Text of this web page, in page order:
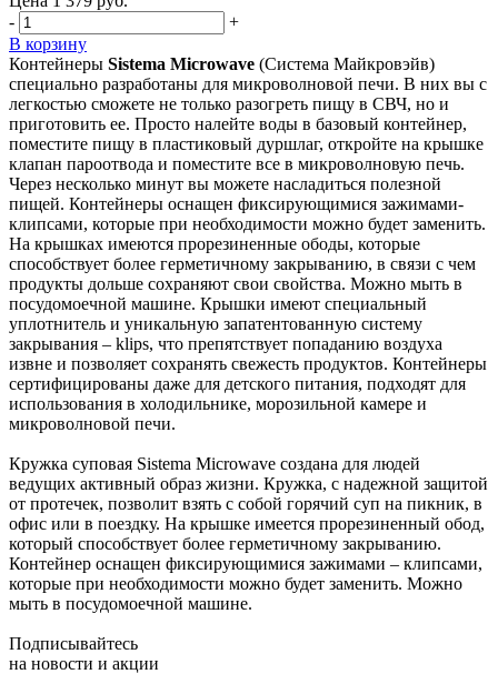
-
+
В корзину
Контейнеры Sistema Microwave (Система Майкровэйв)
специально разработаны для микроволновой печи. В них вы с
легкостью сможете не только разогреть пищу в СВЧ, но и
приготовить ее. Просто налейте воды в базовый контейнер,
поместите пищу в пластиковый дуршлаг, откройте на крышке
клапан пароотвода и поместите все в микроволновую печь.
Через несколько минут вы можете насладиться полезной
пищей. Контейнеры оснащен фиксирующимися зажимами-
клипсами, которые при необходимости можно будет заменить.
На крышках имеются прорезиненные ободы, которые
способствует более герметичному закрыванию, в связи с чем
продукты дольше сохраняют свои свойства. Можно мыть в
посудомоечной машине. Крышки имеют специальный
уплотнитель и уникальную запатентованную систему
закрывания – klips, что препятствует попаданию воздуха
извне и позволяет сохранять свежесть продуктов. Контейнеры
сертифицированы даже для детского питания, подходят для
использования в холодильнике, морозильной камере и
микроволновой печи.
Кружка суповая Sistema Microwave создана для людей
ведущих активный образ жизни. Кружка, с надежной защитой
от протечек, позволит взять с собой горячий суп на пикник, в
офис или в поездку. На крышке имеется прорезиненный обод,
который способствует более герметичному закрыванию.
Контейнер оснащен фиксирующимися зажимами – клипсами,
которые при необходимости можно будет заменить. Можно
мыть в посудомоечной машине.
Подписывайтесь
на новости и акции